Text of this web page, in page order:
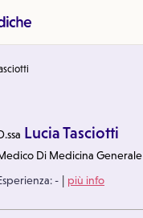
Lucia Tasciotti
Di Medicina Generale
- | più info